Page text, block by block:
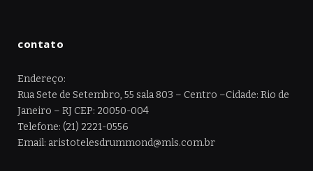
contato
Endereço:
Rua Sete de Setembro, 55 sala 803 – Centro –Cidade: Rio de
Janeiro – RJ CEP: 20050-004
Telefone: (21) 2221-0556
Email: aristotelesdrummond@mls.com.br